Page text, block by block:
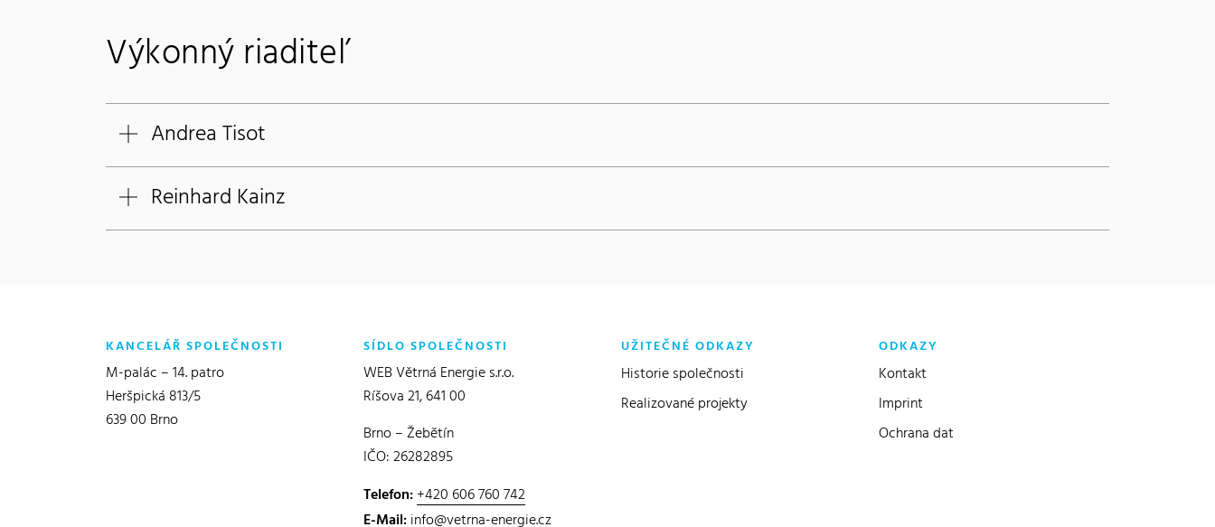
Výkonný riaditeľ
Andrea Tisot
Reinhard Kainz
KANCELÁŘ SPOLEČNOSTI
M-palác – 14. patro
Heršpická 813/5
639 00 Brno
SÍDLO SPOLEČNOSTI
WEB Větrná Energie s.r.o.
Ríšova 21, 641 00
Brno – Žebětín
IČO: 26282895
Telefon:+420 606 760 742
E-Mail:info@vetrna-energie.cz
UŽITEČNÉ ODKAZY
Historie společnosti
Realizované projekty
ODKAZY
Kontakt
Imprint
Ochrana dat